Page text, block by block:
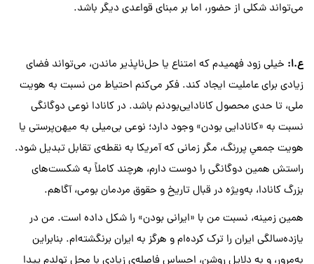
می‌تواند شکلی از حضور، اما بر مبنای قواعدی دیگر باشد.
ع.ا: خیلی زود فهمیدم که امتناع یا حل‌ناپذیر ماندن، می‌تواند فضای
زیادی برای عاملیت ایجاد کند. فکر می‌کنم احتیاط من نسبت به هویت
ملی، تا حدی محصول کانادایی‌بودنم باشد. در کانادا نوعی دوگانگی
نسبت به «کانادایی بودن» وجود دارد؛ نوعی بی‌میلی به میهن‌پرستی یا
هویت جمعیِ پررنگ، مگر زمانی که آمریکا به نقطه‌ی تقابل تبدیل شود.
راستش همین دوگانگی را دوست دارم، هرچند کاملاً به شکست‌های
بزرگ کانادا، به‌ویژه در قبال تاریخ و حقوق مردمان بومی، آگاهم.
همین زمینه، نسبت من با «ایرانی بودن» را شکل داده است. من در
یازده‌سالگی ایران را ترک کرده‌ام و هرگز به ایران برنگشته‌ام. بنابراین